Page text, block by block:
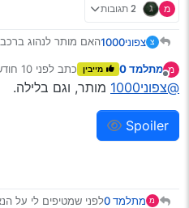
מ 2 תגובות
צ צפוני1000 האם מותר לנהוג
אז במה שונה הכהיית מ מתלמד 0 מייבין כתב לפני 10 חודשים
נערך לאחרונה על
@צפוני1000 מותר, וגם בלילה.
Spoiler
מ מתלמד 0 לפני שמטיפים לי על